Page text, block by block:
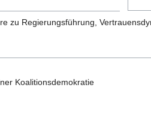
zu Regierungsführung,
Koalitionsdemokratie